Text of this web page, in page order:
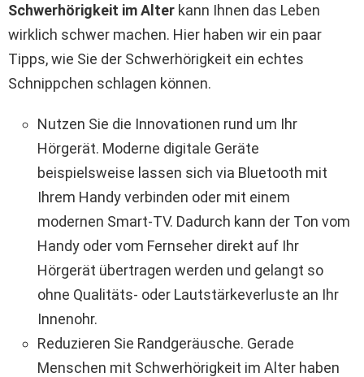
Schwerhörigkeit im Alter kann Ihnen das Leben
wirklich schwer machen. Hier haben wir ein paar
Tipps, wie Sie der Schwerhörigkeit ein echtes
Schnippchen schlagen können.
Nutzen Sie die Innovationen rund um Ihr
Hörgerät. Moderne digitale Geräte
beispielsweise lassen sich via Bluetooth mit
Ihrem Handy verbinden oder mit einem
modernen Smart-TV. Dadurch kann der Ton vom
Handy oder vom Fernseher direkt auf Ihr
Hörgerät übertragen werden und gelangt so
ohne Qualitäts- oder Lautstärkeverluste an Ihr
Innenohr.
Reduzieren Sie Randgeräusche. Gerade
Menschen mit Schwerhörigkeit im Alter haben